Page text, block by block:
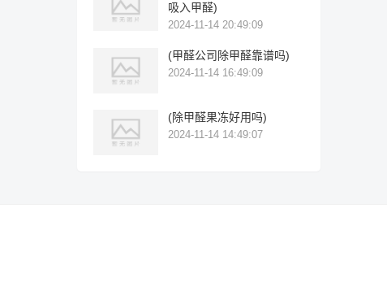
吸入甲醛)
2024-11-14 20:49:09
(甲醛公司除甲醛靠谱吗)
2024-11-14 16:49:09
(除甲醛果冻好用吗)
2024-11-14 14:49:07